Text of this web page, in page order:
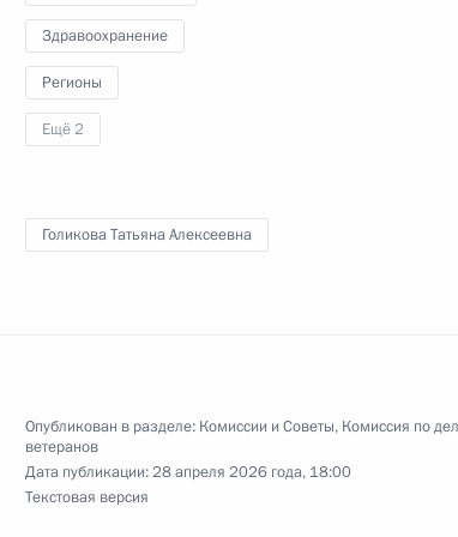
по профессиональным
Здравоохранение
Регионы
Ещё 2
Голикова Татьяна Алексеевна
Опубликован в разделе: Комиссии и Советы, Комиссия по
ветеранов
Дата публикации:28 апреля 2026 года, 18:00
Текстовая версия